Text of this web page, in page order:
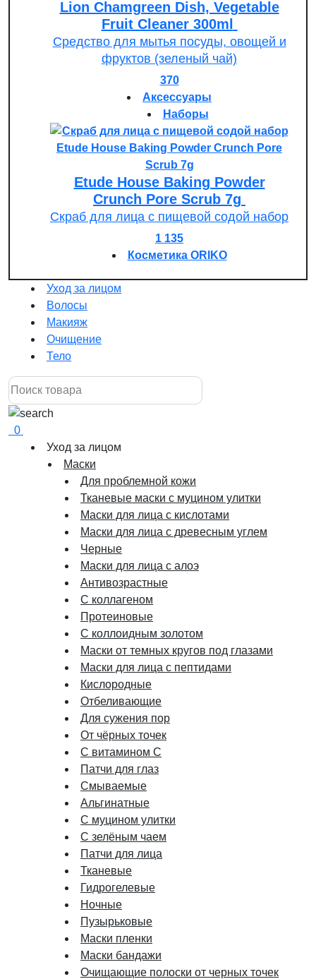
Lion Chamgreen Dish, Vegetable
Fruit Cleaner 300ml
Средство для мытья посуды, овощей и
фруктов (зеленый чай)
370
Аксессуары
Наборы
Etude House Baking Powder
Crunch Pore Scrub 7g
Скраб для лица с пищевой содой набор
1 135
Косметика ORIKO
Уход за лицом
Волосы
Макияж
Очищение
Тело
0
Уход за лицом
Маски
Для проблемной кожи
Тканевые маски с муцином улитки
Маски для лица с кислотами
Маски для лица с древесным углем
Черные
Маски для лица с алоэ
Антивозрастные
С коллагеном
Протеиновые
С коллоидным золотом
Маски от темных кругов под глазами
Маски для лица с пептидами
Кислородные
Отбеливающие
Для сужения пор
От чёрных точек
С витамином C
Патчи для глаз
Смываемые
Альгинатные
С муцином улитки
С зелёным чаем
Патчи для лица
Тканевые
Гидрогелевые
Ночные
Пузырьковые
Маски пленки
Маски бандажи
Очищающие полоски от черных точек